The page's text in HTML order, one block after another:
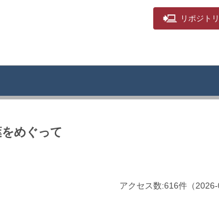
リポジトリ
めぐって
アクセス数:616件 （